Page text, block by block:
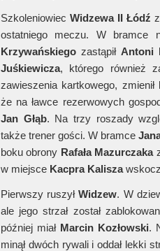
Szkoleniowiec Widzewa II Łódź
ostatniego meczu. W bramce
Krzywańskiego zastąpił Antoni
Juśkiewicza, którego również
zawieszenia kartkowego, zmienił
że na ławce rezerwowych
Jan Głąb. Na trzy roszady
także trener gości. W bramce
boku obrony Rafała Mazurczaka
w miejsce Kacpra Kalisza
Pierwszy ruszyłWidzew. W
ale jego strzał został
później miał Marcin Kozłowski.
minął dwóch rywali i oddał lekki